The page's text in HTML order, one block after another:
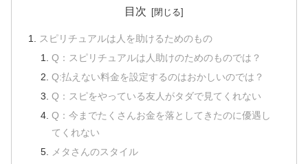
目次
スピリチュアルは人を助けるためのもの
Q：スピリチュアルは人助けのためのものでは？
Q:払えない料金を設定するのはおかしいのでは？
Q：スピをやっている友人がタダで見てくれない
Q：今までたくさんお金を落としてきたのに優遇し
てくれない
メタさんのスタイル